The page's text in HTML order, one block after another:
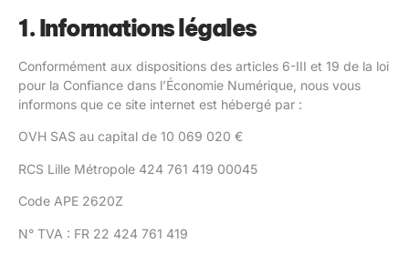
1. Informations légales
Conformément aux dispositions des articles 6-III et 19 de la loi
pour la Confiance dans l’Économie Numérique, nous vous
informons que ce site internet est hébergé par :
OVH SAS au capital de 10 069 020 €
RCS Lille Métropole 424 761 419 00045
Code APE 2620Z
N° TVA : FR 22 424 761 419